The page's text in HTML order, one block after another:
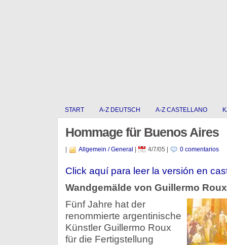
START A-Z DEUTSCH A-Z CASTELLANO
Hommage für Buenos Aires
Allgemein / General 4/7/05 0 comentarios
Click aquí para leer la versión en
Wandgemälde von Guillermo
Fünf Jahre hat der
renommierte argentinische
Künstler Guillermo Roux
für die Fertigstellung